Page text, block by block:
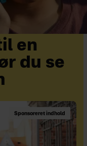
en
du se
Sponsoreret indhold